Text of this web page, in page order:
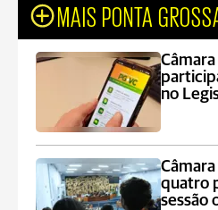
MAIS PONTA
no
quatro
sessão